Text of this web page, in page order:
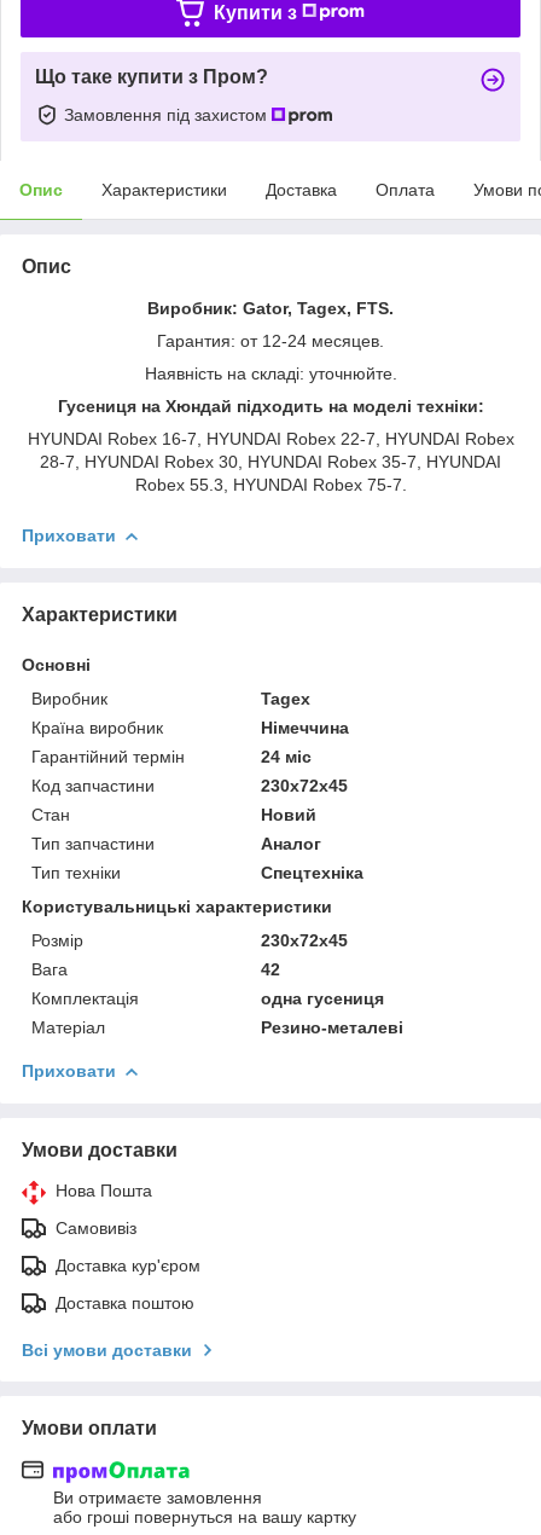
Купити з
Що таке купити з Пром?
Замовлення під захистом
Опис Характеристики Доставка Оплата Умови
Опис
Виробник: Gator, Tagex, FTS.
Гарантия: от 12-24 месяцев.
Наявність на складі: уточнюйте.
Гусениця на Хюндай підходить на моделі техніки:
HYUNDAI Robex 16-7, HYUNDAI Robex 22-7, HYUNDAI Robex
28-7, HYUNDAI Robex 30, HYUNDAI Robex 35-7, HYUNDAI
Robex 55.3, HYUNDAI Robex 75-7.
Приховати
Характеристики
Основні
Виробник
Tagex
Країна виробник
Німеччина
Гарантійний термін
24 міс
Код запчастини
230x72x45
Стан
Новий
Тип запчастини
Аналог
Тип техніки
Спецтехніка
Користувальницькі характеристики
Розмір
230x72x45
Вага
42
Комплектація
одна гусениця
Матеріал
Резино-металеві
Приховати
Умови доставки
Нова Пошта
Самовивіз
Доставка кур'єром
Доставка поштою
Всі умови доставки
Умови оплати
Ви отримаєте замовлення
або гроші повернуться на вашу картку